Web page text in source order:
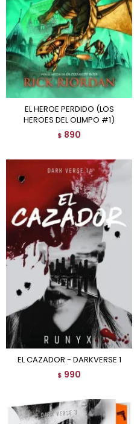
EL HEROE PERDIDO (LOS
HEROES DEL OLIMPO #1)
$ 890
EL CAZADOR - DARKVERSE 1
$ 990